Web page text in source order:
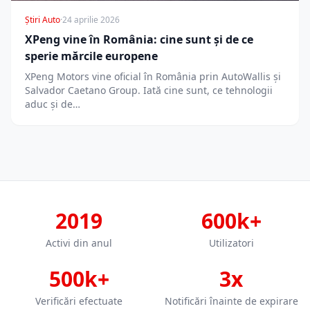
Știri Auto·24 aprilie 2026
XPeng vine în România: cine sunt și de ce
sperie mărcile europene
XPeng Motors vine oficial în România prin AutoWallis și
Salvador Caetano Group. Iată cine sunt, ce tehnologii
aduc și de…
2019
Activi din anul
600k+
Utilizatori
500k+
Verificări efectuate
3x
Notificări înainte de expirare